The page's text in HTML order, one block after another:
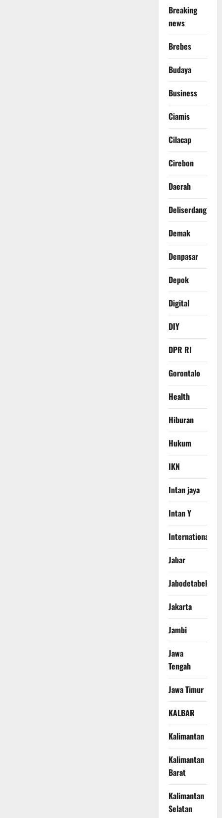
Breaking
news
Brebes
Budaya
Business
Ciamis
Cilacap
Cirebon
Daerah
Deliserdang
Demak
Denpasar
Depok
Digital
DIY
DPR RI
Gorontalo
Health
Hiburan
Hukum
IKN
Intan jaya
Intan Y
International
Jabar
Jabodetabek
Jakarta
Jambi
Jawa
Tengah
Jawa Timur
KALBAR
Kalimantan
Kalimantan
Barat
Kalimantan
Selatan